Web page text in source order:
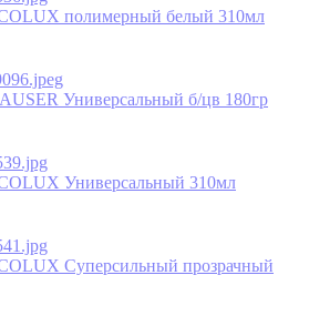
полимерный белый 310мл
Универсальный б/цв 180гр
Универсальный 310мл
Суперсильный прозрачный